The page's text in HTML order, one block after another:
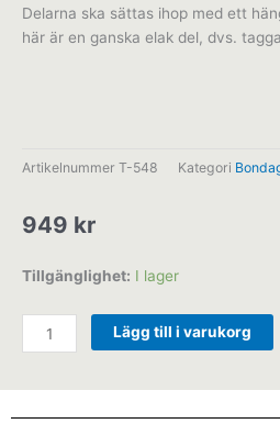
Delarna ska sättas ihop med ett
här är en ganska elak del, dvs.
Artikelnummer T-548 Kategori
949 kr
Tillgänglighet: I lager
Penisbur
mängd
Lägg till i varukorg